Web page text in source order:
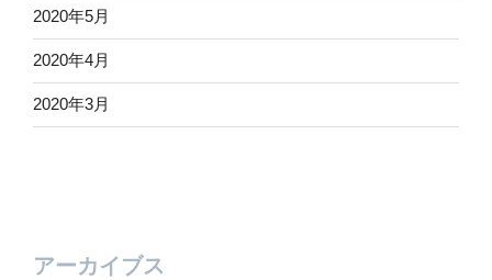
2020年5月
2020年4月
2020年3月
アーカイブス